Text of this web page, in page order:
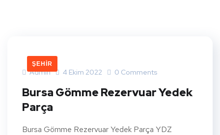
ŞEHIR
Admin 4 Ekim 2022 0 Comments
Bursa Gömme Rezervuar Yedek
Parça
Bursa Gömme Rezervuar Yedek Parça YDZ